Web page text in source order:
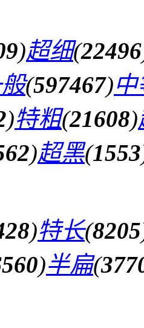
)超细(22496
(597467)
)特粗(21608)
)超黑(1553
)特长(8205
)半扁(